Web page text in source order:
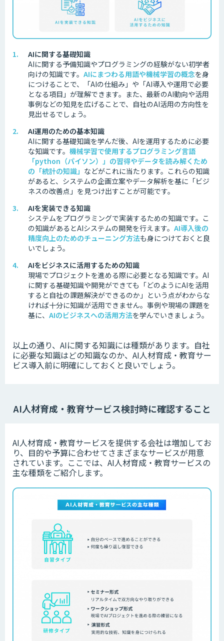
AIに関する基礎知識
AIに関する予備知識やプログラミングの経験がない初学者
向けの知識です。 AIにまつわる用語や機械学習の概念を身
につけることで、「AIの仕組み」や「AI導入や運用で必要
となる項目」が理解できます。また、最新のAI動向や活用
事例などの知見を広げることで、自社のAI活用の方向性を
見出せるでしょう。
AI運用のための基本知識
AIに関する基礎知識を学んだ後、AIを運用するために必要
な知識です。 機械学習で使用するプログラミング言語
「python（パイソン）」の習得やデータを読み解くため
の「統計の知識」 などがこれに当たります。これらの知識
があると、システムの企画立案やデータ解析を基に「ビジ
ネスの改善点」を見つけ出すことが可能です。
AIを実装できる知識
システムをプログラミングで実装するための知識です。 こ
の知識があるとAIシステムの開発を行えます。 AI導入後の
精度向上のためのチューニング方法も身につけておくと良
いでしょう。
AIをビジネスに活用するための知識
現場でプロジェクトを進める際に必要となる知識です。 AI
に関する基礎知識や開発ができても「どのようにAIを活用
すると自社の課題解決ができるのか」という点がわからな
ければ十分に知識が活用できません。 事例や現場の課題を
基に、 AIのビジネスへの活用方法を学んでいきましょう。
以上の通り、AIに関する知識には種類があります。 自社
に必要な知識はどの知識なのか、AI人材育成・教育サー
ビス導入前に明確にしておくと良いでしょう。
AI人材育成・教育サービス検討時に確認すること
AI人材育成・教育サービスを提供する会社は増加してお
り、目的や予算に合わせてさまざまなサービスが用意
されています。 ここでは、AI人材育成・教育サービスの
主な種類をご紹介します。